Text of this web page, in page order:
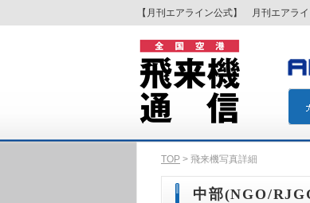
【月刊エアライン公式】 月刊エアラ
TOP > 飛来機写真詳細
中部(NGO/